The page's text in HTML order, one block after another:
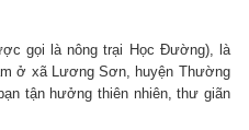
gọi là nông trại Học Đường), là
ở xã Lương Sơn, huyện Thường
tận hưởng thiên nhiên, thư giãn